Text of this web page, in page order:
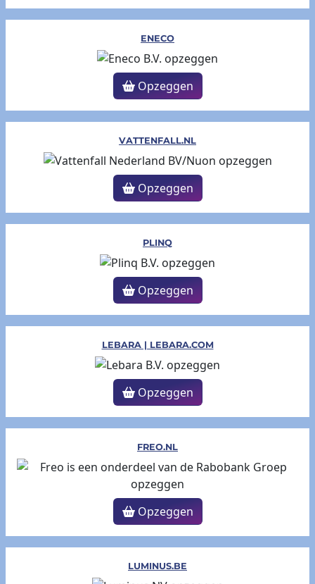
ENECO
Opzeggen
VATTENFALL.NL
Opzeggen
PLINQ
Opzeggen
LEBARA | LEBARA.COM
Opzeggen
FREO.NL
Opzeggen
LUMINUS.BE